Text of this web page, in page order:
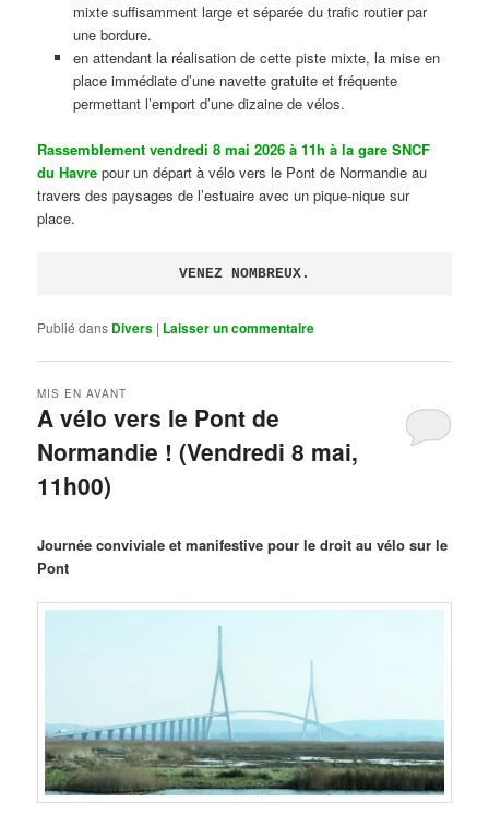
mixte suffisamment large et séparée du trafic routier par
une bordure.
en attendant la réalisation de cette piste mixte, la mise en
place immédiate d’une navette gratuite et fréquente
permettant l’emport d’une dizaine de vélos.
Rassemblement vendredi 8 mai 2026 à 11h à la gare SNCF
du Havre pour un départ à vélo vers le Pont de Normandie au
travers des paysages de l’estuaire avec un pique-nique sur
place.
VENEZ NOMBREUX.
Publié dans Divers | Laisser un commentaire
A vélo vers le Pont de
Normandie ! (Vendredi 8 mai,
11h00)
MIS EN AVANT
Journée conviviale et manifestive pour le droit au vélo sur le
Pont